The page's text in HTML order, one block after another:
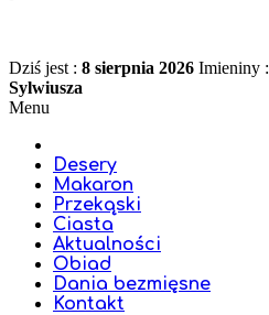
Dziś jest : 8 sierpnia 2026 Imieniny :
Sylwiusza
Menu
Desery
Makaron
Przekąski
Ciasta
Aktualności
Obiad
Dania bezmięsne
Kontakt